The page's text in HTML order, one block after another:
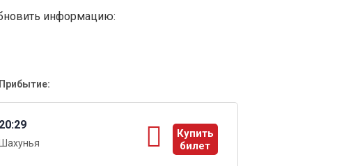
информацию:
Прибытие:
20:29
Шахунья
Купить
билет
ы